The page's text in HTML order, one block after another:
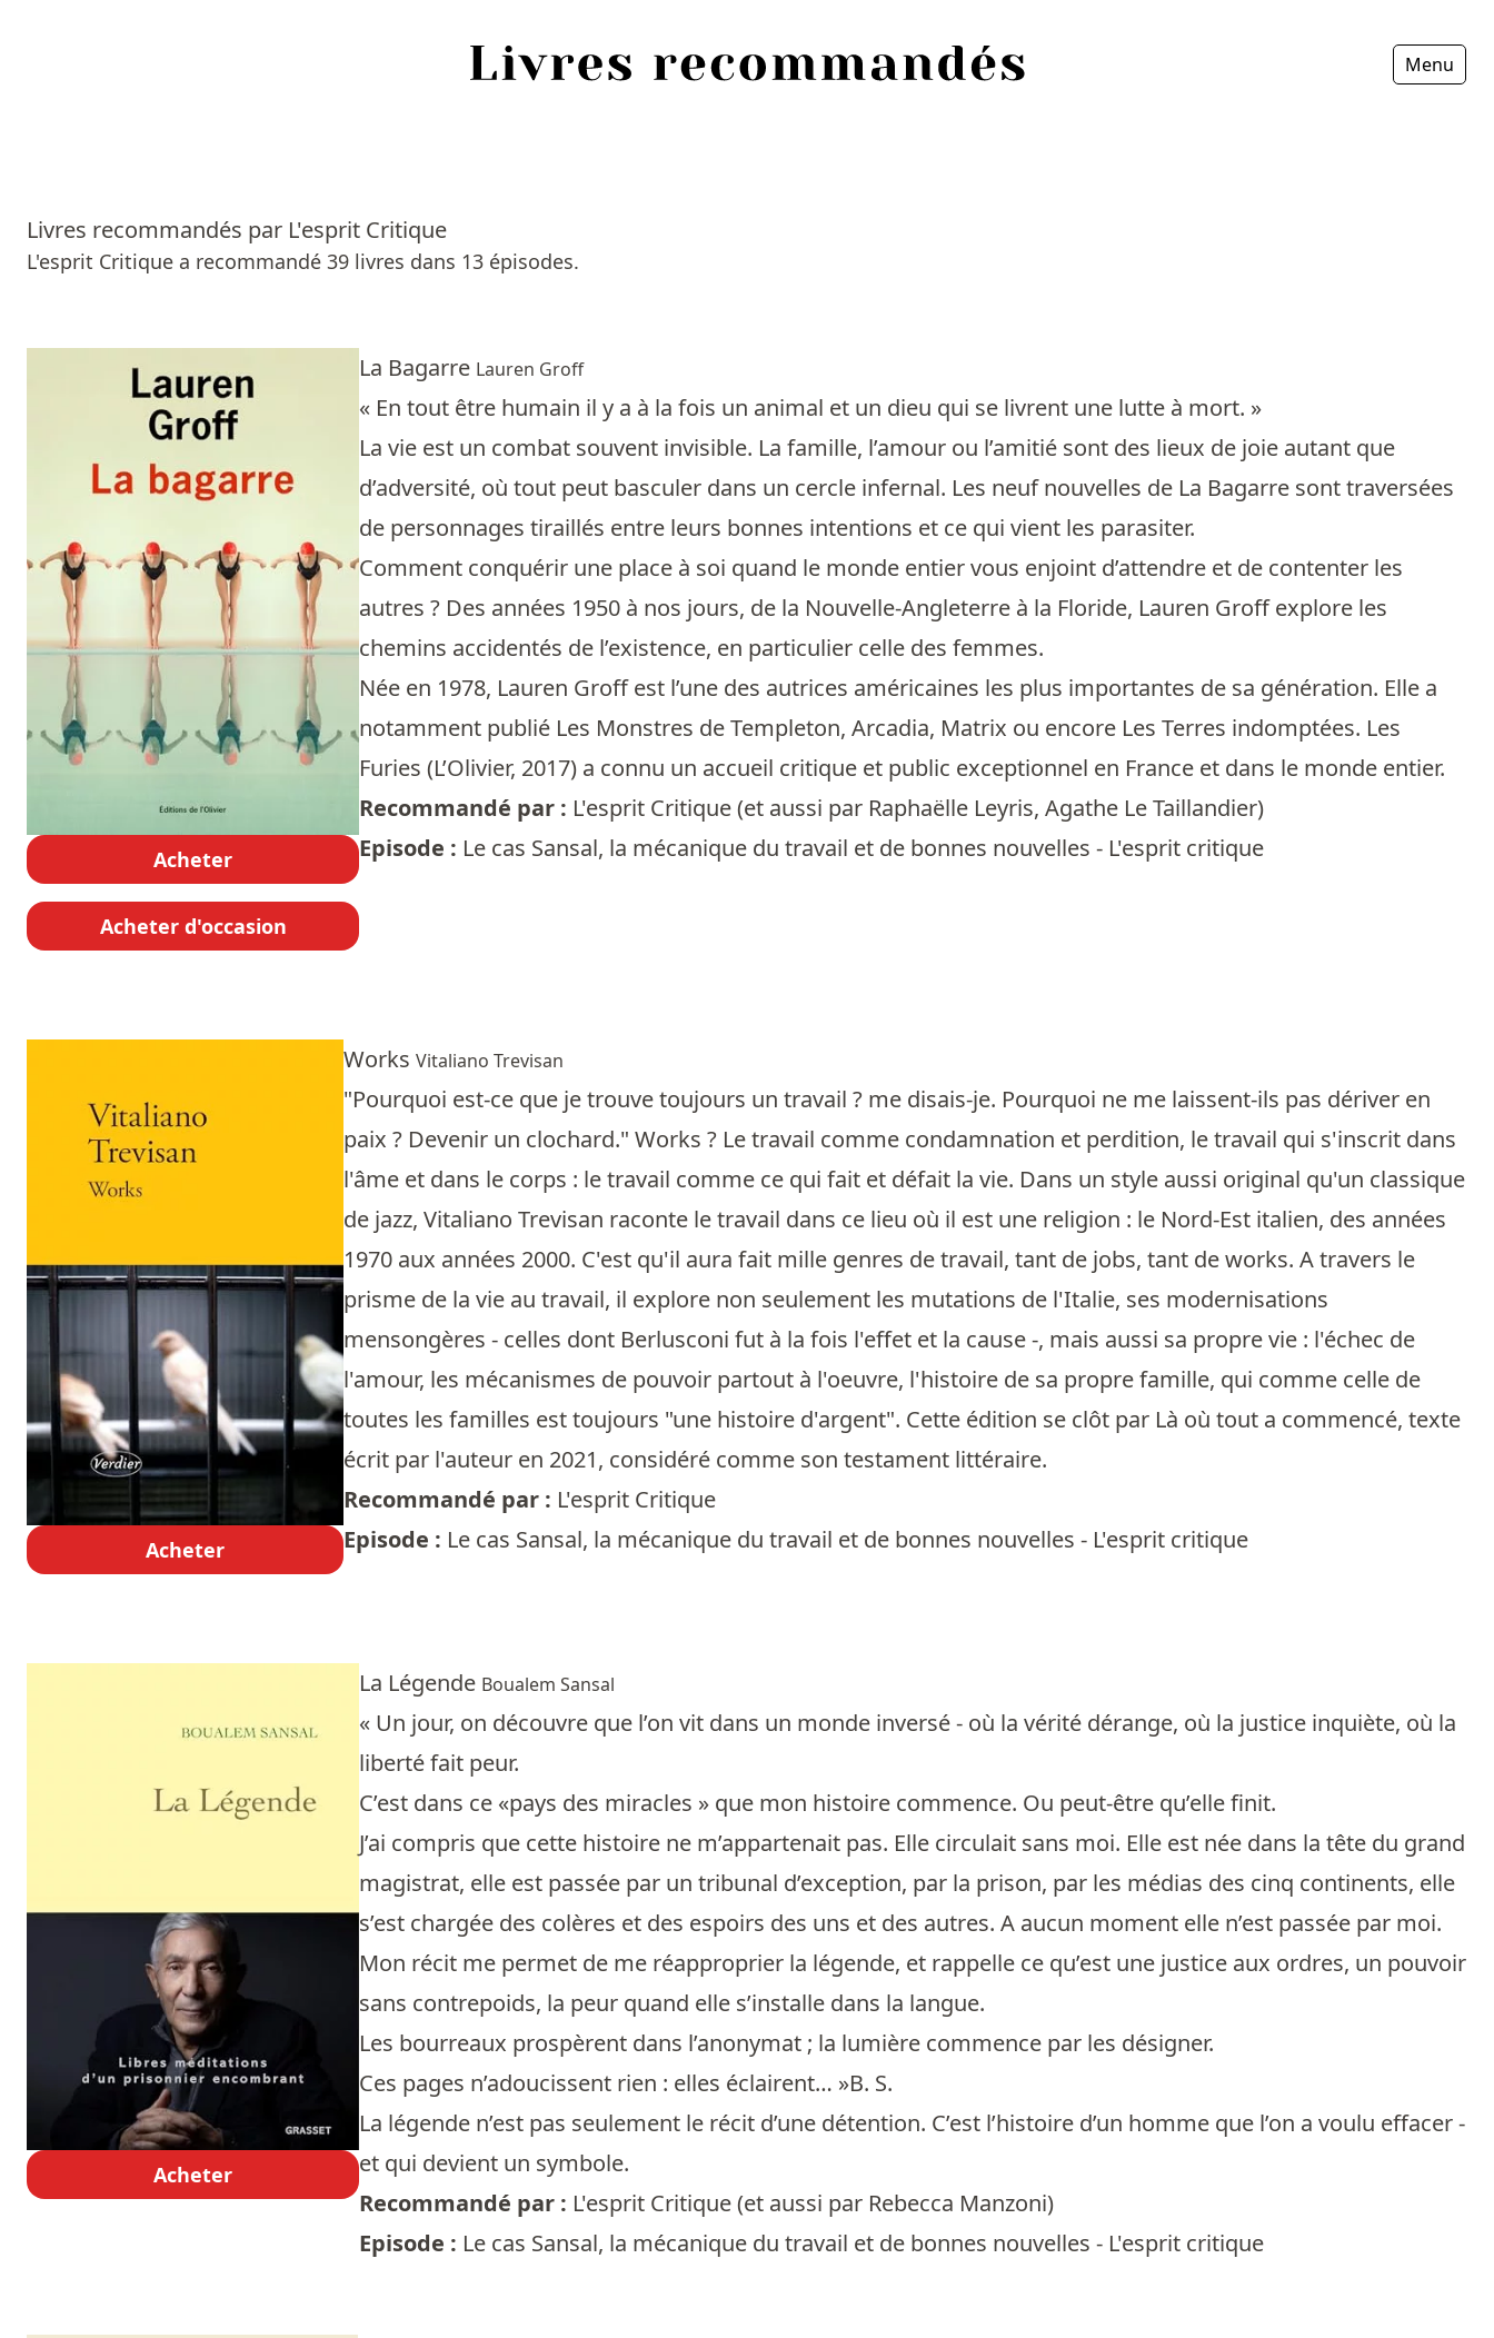
Menu
Livres recommandés par L'esprit Critique
L'esprit Critique a recommandé 39 livres dans 13 épisodes.
Acheter
Acheter d'occasion
La Bagarre Lauren Groff
« En tout être humain il y a à la fois un animal et un dieu qui se livrent une lutte à mort. »
La vie est un combat souvent invisible. La famille, l’amour ou l’amitié sont des lieux de joie autant que
d’adversité, où tout peut basculer dans un cercle infernal. Les neuf nouvelles de La Bagarre sont traversées
de personnages tiraillés entre leurs bonnes intentions et ce qui vient les parasiter.
Comment conquérir une place à soi quand le monde entier vous enjoint d’attendre et de contenter les
autres ? Des années 1950 à nos jours, de la Nouvelle-Angleterre à la Floride, Lauren Groff explore les
chemins accidentés de l’existence, en particulier celle des femmes.
Née en 1978, Lauren Groff est l’une des autrices américaines les plus importantes de sa génération. Elle a
notamment publié Les Monstres de Templeton, Arcadia, Matrix ou encore Les Terres indomptées. Les
Furies (L’Olivier, 2017) a connu un accueil critique et public exceptionnel en France et dans le monde entier.
Recommandé par : L'esprit Critique(et aussi par Raphaëlle Leyris,Agathe Le Taillandier)
Episode : Le cas Sansal, la mécanique du travail et de bonnes nouvelles - L'esprit critique
Acheter
WorksVitaliano Trevisan
"Pourquoi est-ce que je trouve toujours un travail ? me disais-je. Pourquoi ne me laissent-ils pas dériver en
paix ? Devenir un clochard." Works ? Le travail comme condamnation et perdition, le travail qui s'inscrit dans
l'âme et dans le corps : le travail comme ce qui fait et défait la vie. Dans un style aussi original qu'un classique
de jazz, Vitaliano Trevisan raconte le travail dans ce lieu où il est une religion : le Nord-Est italien, des années
1970 aux années 2000. C'est qu'il aura fait mille genres de travail, tant de jobs, tant de works. A travers le
prisme de la vie au travail, il explore non seulement les mutations de l'Italie, ses modernisations
mensongères - celles dont Berlusconi fut à la fois l'effet et la cause -, mais aussi sa propre vie : l'échec de
l'amour, les mécanismes de pouvoir partout à l'oeuvre, l'histoire de sa propre famille, qui comme celle de
toutes les familles est toujours "une histoire d'argent". Cette édition se clôt par Là où tout a commencé, texte
écrit par l'auteur en 2021, considéré comme son testament littéraire.
Recommandé par : L'esprit Critique
Episode : Le cas Sansal, la mécanique du travail et de bonnes nouvelles - L'esprit critique
Acheter
La Légende Boualem Sansal
« Un jour, on découvre que l’on vit dans un monde inversé - où la vérité dérange, où la justice inquiète, où la
liberté fait peur.
C’est dans ce «pays des miracles » que mon histoire commence. Ou peut-être qu’elle finit.
J’ai compris que cette histoire ne m’appartenait pas. Elle circulait sans moi. Elle est née dans la tête du grand
magistrat, elle est passée par un tribunal d’exception, par la prison, par les médias des cinq continents, elle
s’est chargée des colères et des espoirs des uns et des autres. A aucun moment elle n’est passée par moi.
Mon récit me permet de me réapproprier la légende, et rappelle ce qu’est une justice aux ordres, un pouvoir
sans contrepoids, la peur quand elle s’installe dans la langue.
Les bourreaux prospèrent dans l’anonymat ; la lumière commence par les désigner.
Ces pages n’adoucissent rien : elles éclairent… »B. S.
La légende n’est pas seulement le récit d’une détention. C’est l’histoire d’un homme que l’on a voulu effacer -
et qui devient un symbole.
Recommandé par : L'esprit Critique(et aussi par Rebecca Manzoni)
Episode : Le cas Sansal, la mécanique du travail et de bonnes nouvelles - L'esprit critique
Sources
Livres
Livres les plus recommandés
Prix littéraires